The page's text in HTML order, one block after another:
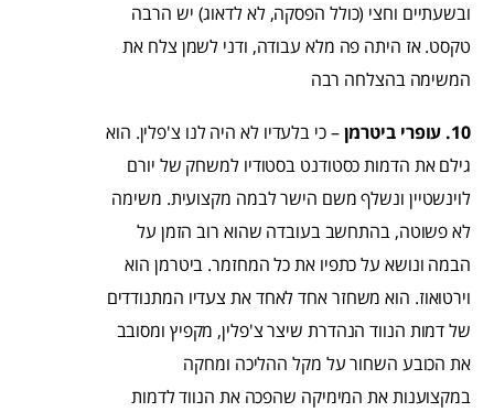
ובשעתיים וחצי (כולל הפסקה, לא לדאוג) יש הרבה
טקסט. אז היתה פה מלא עבודה, ודני לשמן צלח את
המשימה בהצלחה רבה
10. עופרי ביטרמן
– כי בלעדיו לא היה לנו צ'פלין. הוא
גילם את הדמות כסטודנט בסטודיו למשחק של יורם
לוינשטיין ונשלף משם הישר לבמה מקצועית. משימה
לא פשוטה, בהתחשב בעובדה שהוא רוב הזמן על
הבמה ונושא על כתפיו את כל המחזמר. ביטרמן הוא
וירטואוז. הוא משחזר אחד לאחד את צעדיו המתנודדים
של דמות הנווד הנהדרת שיצר צ'פלין, מקפיץ ומסובב
את הכובע השחור על מקל ההליכה ומחקה
במקצוענות את המימיקה שהפכה את הנווד לדמות